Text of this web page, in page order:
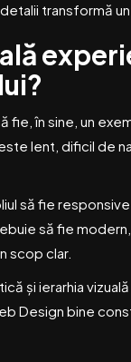
transformă
fie, în sine, un
lent, dificil de
să fie
să fie
scop clar.
și ierarhia
Design bine